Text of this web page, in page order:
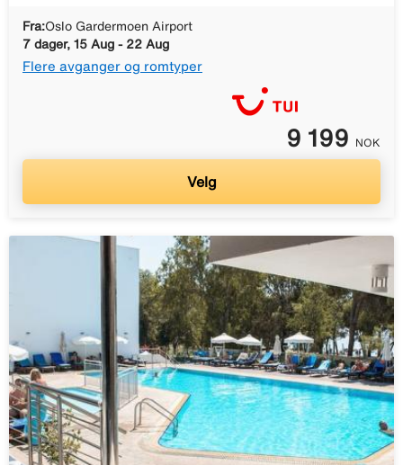
Fra:Oslo Gardermoen Airport
7 dager, 15 Aug - 22 Aug
Flere avganger og romtyper
9 199 NOK
Velg